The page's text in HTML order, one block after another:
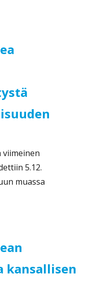
5.12.
muassa
kansallisen